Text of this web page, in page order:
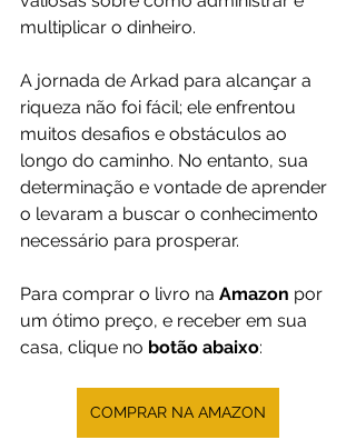
multiplicar o dinheiro.
A jornada de Arkad para alcançar a
riqueza não foi fácil; ele enfrentou
muitos desafios e obstáculos ao
longo do caminho. No entanto, sua
determinação e vontade de aprender
o levaram a buscar o conhecimento
necessário para prosperar.
Para comprar o livro na Amazon por
um ótimo preço, e receber em sua
casa, clique no botão abaixo:
COMPRAR NA AMAZON